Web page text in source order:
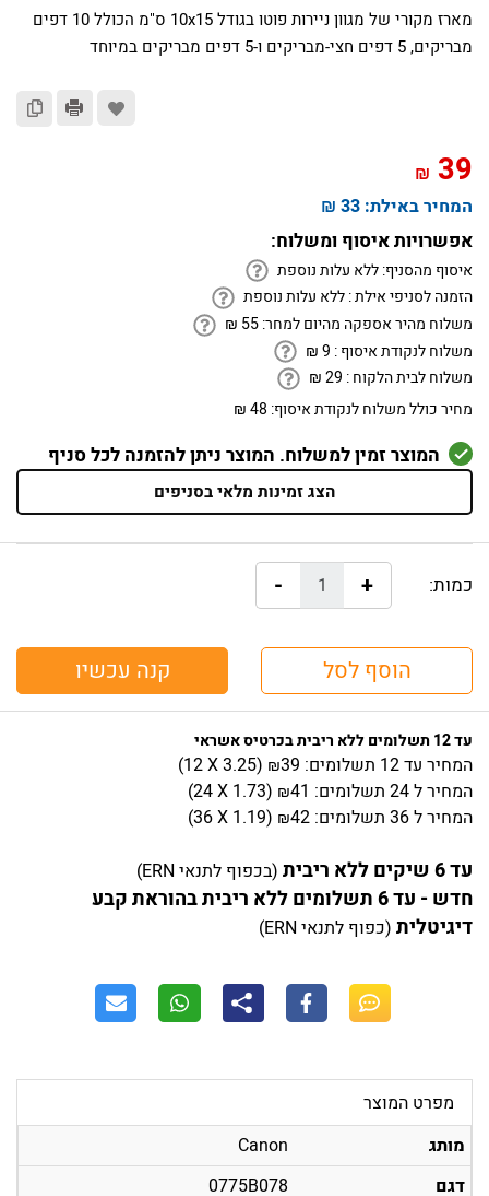
מארז מקורי של מגוון ניירות פוטו בגודל 10x15 ס"מ הכולל 10 דפים
מבריקים, 5 דפים חצי-מבריקים ו-5 דפים מבריקים במיוחד
₪
39
₪
המחיר באילת: 33 ₪
אפשרויות איסוף ומשלוח:
איסוף מהסניף:ללא עלות נוספת
הזמנה לסניפי אילת :ללא עלות נוספת
משלוח מהיר אספקה מהיום למחר:
₪ 55
משלוח לנקודת איסוף :
₪9
משלוח לבית הלקוח :
₪29
מחיר כולל משלוח לנקודת איסוף: 48 ₪
המוצר זמין למשלוח. המוצר ניתן להזמנה לכל סניף
הצג זמינות מלאי בסניפים
כמות: +
-
הוסף לסל קנה עכשיו
עד 12 תשלומים ללא ריבית בכרטיס אשראי
המחיר עד 12 תשלומים: ₪39
(12 X3.25)
המחירל 24 תשלומים: ₪41
(24 X 1.73)
המחירל 36 תשלומים: ₪42
(36 X 1.19)
עד 6 שיקים ללא ריבית (בכפוף לתנאי ERN)
חדש - עד 6 תשלומים ללא ריבית בהוראת קבע
דיגיטלית (כפוף לתנאי ERN)
מפרט המוצר
מותג
Canon
דגם
0775B078